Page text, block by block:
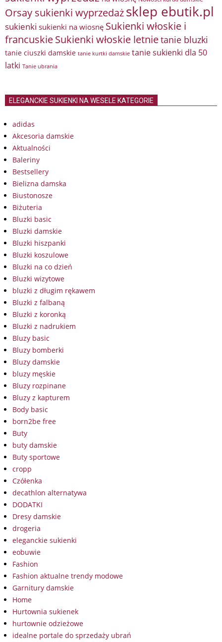
Orsay sukienki wyprzedażsklep ebutik.pl
sukienki sukienki na wiosnę Sukienki włoskie i
francuskieSukienki włoskie letnietanie bluzki
tanie ciuszki damskie tanie kurtki damskie tanie sukienki dla 50
latki Tanie ubrania
ELEGANCKIE SUKIENKI NA WESELE KATEGORIE
adidas
Akcesoria damskie
Aktualności
Baleriny
Bestsellery
Bielizna damska
Biustonosze
Biżuteria
Bluzki basic
Bluzki damskie
Bluzki hiszpanki
Bluzki koszulowe
Bluzki na co dzień
Bluzki wizytowe
bluzki z długim rękawem
Bluzki z falbaną
Bluzki z koronką
Bluzki z nadrukiem
Bluzy basic
Bluzy bomberki
Bluzy damskie
bluzy męskie
Bluzy rozpinane
Bluzy z kapturem
Body basic
born2be free
Buty
buty damskie
Buty sportowe
cropp
Czółenka
decathlon alternatywa
DODATKI
Dresy damskie
drogeria
eleganckie sukienki
eobuwie
Fashion
Fashion aktualne trendy modowe
Garnitury damskie
Home
Hurtownia sukienek
hurtownie odzieżowe
idealne portale do sprzedaży ubrań